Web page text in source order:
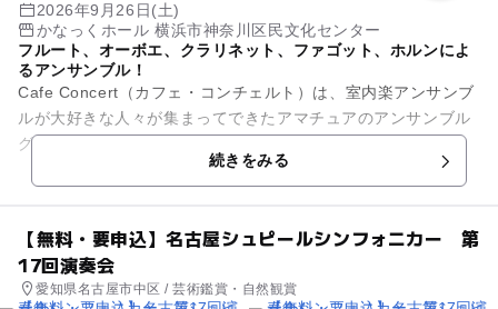
2026年9月26日(土)
かなっくホール 横浜市神奈川区民文化センター
フルート、オーボエ、クラリネット、ファゴット、ホルンによ
るアンサンブル！
Cafe Concert（カフェ・コンチェルト）は、室内楽アンサンブ
ルが大好きな人々が集まってできたアマチュアのアンサンブル
グループです。 今年は、2016年に演奏した「アルルの女」組
続きをみる
【無料・要申込】名古屋シュピールシンフォニカー 第
17回演奏会
愛知県名古屋市中区 / 芸術鑑賞・自然観賞